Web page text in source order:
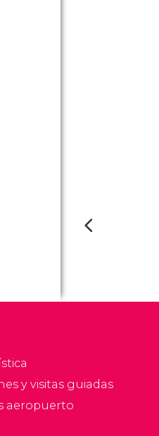
y visitas guiadas
aeropuerto